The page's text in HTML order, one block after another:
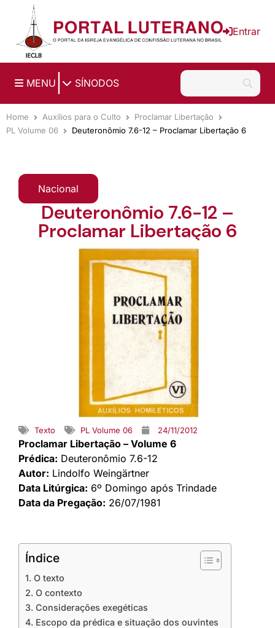
Ir para o conteúdo principal
Entrar
MENU SÍNODOS
Home Auxílios para o Culto
Proclamar Libertação
PL Volume 06
Deuteronômio 7.6-12 – Proclamar Libertação 6
Nacional
Deuteronômio 7.6-12 –
Proclamar Libertação 6
Texto PL Volume 06 24/11/2012
Proclamar Libertação – Volume 6
Prédica: Deuteronômio 7.6-12
Autor: Lindolfo Weingärtner
Data Litúrgica: 6º Domingo após Trindade
Data da Pregação: 26/07/1981
Índice
1. O texto
2. O contexto
3. Considerações exegéticas
4. Escopo da prédica e situação dos ouvintes